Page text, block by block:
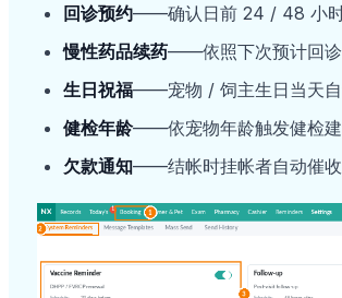
回诊预约——确认日前 24 / 48 小时
慢性药品续药——依照下次预计回诊
生日祝福——宠物 / 饲主生日当天自
健检年龄——依宠物年龄触发健检建
欠款通知——结帐时挂帐者自动催收